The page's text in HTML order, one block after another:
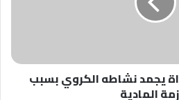
يجمد نشاطه الكروي بسبب
المادية